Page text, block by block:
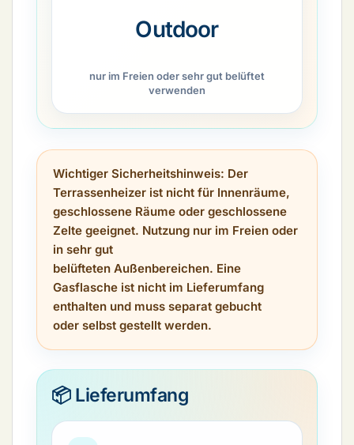
Outdoor
nur im Freien oder sehr gut belüftet
verwenden
Wichtiger Sicherheitshinweis: Der
Terrassenheizer ist nicht für Innenräume,
geschlossene Räume oder geschlossene
Zelte geeignet. Nutzung nur im Freien oder
in sehr gut
belüfteten Außenbereichen. Eine
Gasflasche ist nicht im Lieferumfang
enthalten und muss separat gebucht
oder selbst gestellt werden.
📦 Lieferumfang